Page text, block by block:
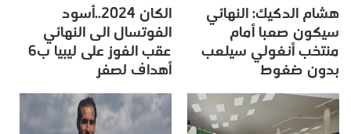
هشام الدكيك: النهائي
سيكون صعبا أمام
منتخب أنغولي سيلعب
بدون ضغوط
الكان 2024..أسود
الفوتسال الى النهائي
عقب الفوز على ليبيا ب6
أهداف لصفر